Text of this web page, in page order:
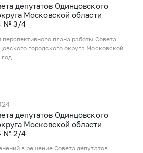
депутатов Одинцовского
Московской области
№ 3/4
плана работы Совета
городского округа Московской
депутатов Одинцовского
Московской области
№ 2/4
в решение Совета депутатов